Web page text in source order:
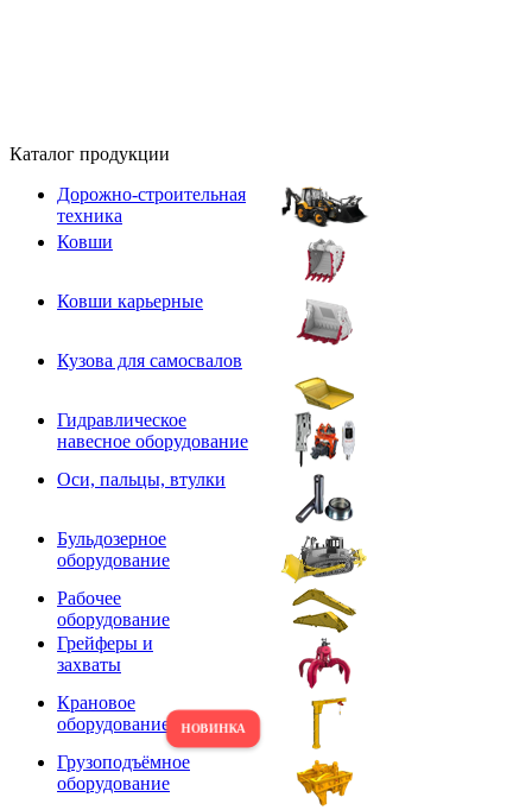
Каталог продукции
Дорожно-строительная
техника
Ковши
Ковши карьерные
Кузова для самосвалов
Гидравлическое
навесное оборудование
Оси, пальцы, втулки
Бульдозерное
оборудование
Рабочее
оборудование
Грейферы и
захваты
Крановое
оборудование
Грузоподъёмное
оборудование